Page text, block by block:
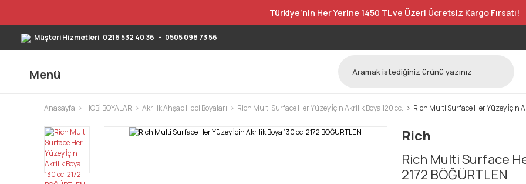
Türkiye’nin Her Yerine 1450 TL ve Üzeri Ücretsiz Kargo Fırsatı!
Müşteri Hizmetleri 0216 532 40 36 - 0505 098 73 56
Menü
Anasayfa HOBİ BOYALAR Akrilik Ahşap Hobi Boyaları Rich Multi Surface Her Yüzey İçin Akrilik Boya 120 cc. Rich Multi Surface Her Yüzey İçin
Rich
Rich Multi Surface
2172 BÖĞÜRTLEN